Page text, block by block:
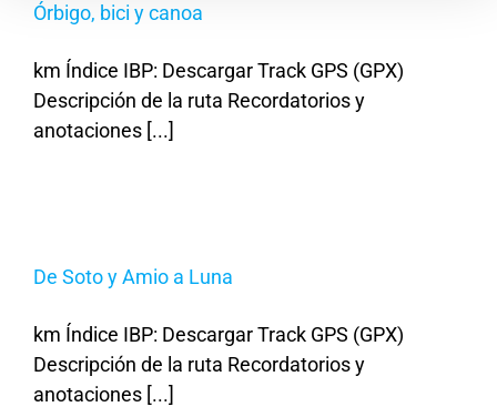
Órbigo, bici y canoa
km Índice IBP: Descargar Track GPS (GPX)
Descripción de la ruta Recordatorios y
anotaciones [...]
De Soto y Amio a Luna
km Índice IBP: Descargar Track GPS (GPX)
Descripción de la ruta Recordatorios y
anotaciones [...]